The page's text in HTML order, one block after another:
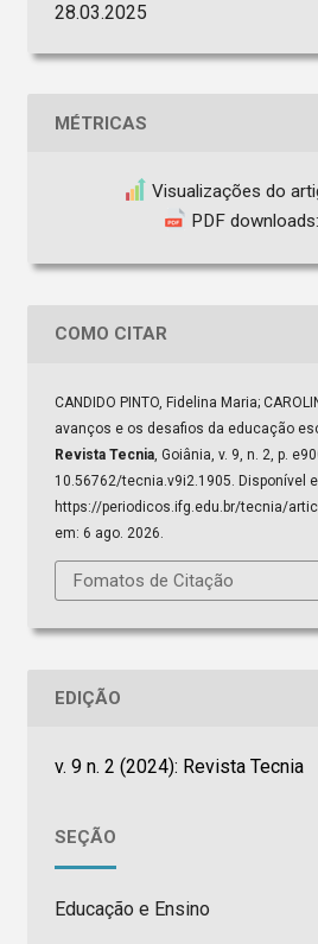
28.03.2025
MÉTRICAS
Visualizações do
PDF
COMO CITAR
CANDIDO PINTO, Fidelina Maria;
avanços e os desafios da educação
Revista Tecnia, Goiânia, v. 9, n. 2, p.
10.56762/tecnia.v9i2.1905. Disponível
https://periodicos.ifg.edu.br/tecnia/
em: 6 ago. 2026.
Fomatos de Citação
EDIÇÃO
v. 9 n. 2 (2024): Revista Tecnia
SEÇÃO
Educação e Ensino